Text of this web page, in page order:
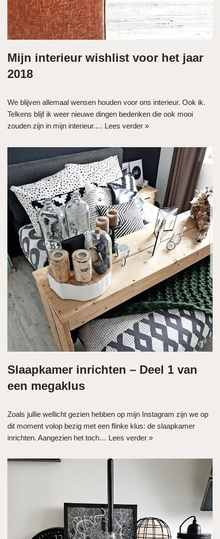
Mijn interieur wishlist voor het jaar
2018
We blijven allemaal wensen houden voor ons interieur. Ook ik.
Telkens blijf ik weer nieuwe dingen bedenken die ook mooi
zouden zijn in mijn interieur.… Lees verder »
Slaapkamer inrichten – Deel 1 van
een megaklus
Zoals jullie wellicht gezien hebben op mijn Instagram zijn we op
dit moment volop bezig met een flinke klus: de slaapkamer
inrichten. Aangezien het toch… Lees verder »